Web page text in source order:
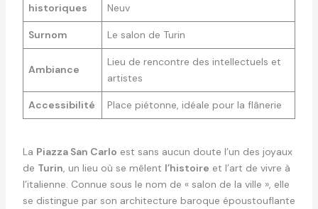
historiques
Neuv
Surnom Le salon de Turin
Ambiance
Lieu de rencontre des intellectuels et
artistes
Accessibilité Place piétonne, idéale pour la flânerie
La Piazza San Carlo est sans aucun doute l’un des joyaux
de Turin, un lieu où se mêlent l’histoire et l’art de vivre à
l’italienne. Connue sous le nom de « salon de la ville », elle
se distingue par son architecture baroque époustouflante